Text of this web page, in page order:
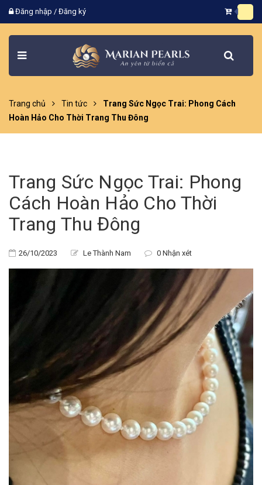
Đăng nhập / Đăng ký
Trang chủ Tin tức
Trang Sức Ngọc Trai: Phong Cách
Hoàn Hảo Cho Thời Trang Thu Đông
Trang Sức Ngọc Trai: Phong
Cách Hoàn Hảo Cho Thời
Trang Thu Đông
26/10/2023 Le Thành Nam 0 Nhận xét